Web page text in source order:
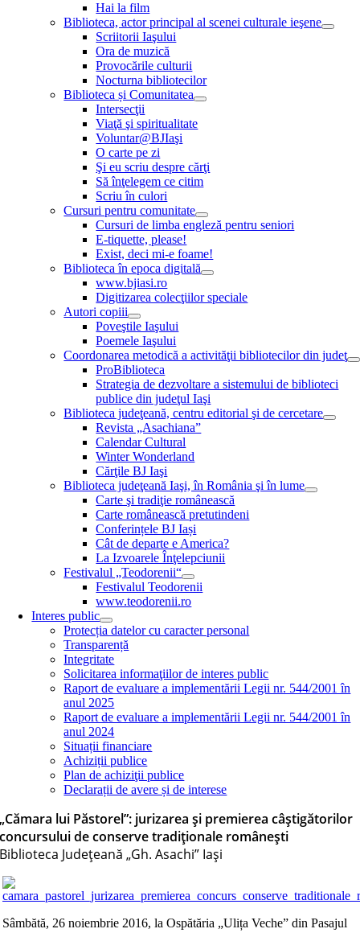
Hai la film
Biblioteca, actor principal al scenei culturale ieşene
Scriitorii Iaşului
Ora de muzică
Provocările culturii
Nocturna bibliotecilor
Biblioteca și Comunitatea
Intersecţii
Viaţă şi spiritualitate
Voluntar@BJIaşi
O carte pe zi
Şi eu scriu despre cărţi
Să înţelegem ce citim
Scriu în culori
Cursuri pentru comunitate
Cursuri de limba engleză pentru seniori
E-tiquette, please!
Exist, deci mi-e foame!
Biblioteca în epoca digitală
www.bjiasi.ro
Digitizarea colecţiilor speciale
Autori copiii
Poveştile Iaşului
Poemele Iaşului
Coordonarea metodică a activităţii bibliotecilor din judeţ
ProBiblioteca
Strategia de dezvoltare a sistemului de biblioteci
publice din judeţul Iaşi
Biblioteca judeţeană, centru editorial şi de cercetare
Revista „Asachiana”
Calendar Cultural
Winter Wonderland
Cărţile BJ Iaşi
Biblioteca judeţeană Iaşi, în România şi în lume
Carte şi tradiţie românească
Carte românească pretutindeni
Conferințele BJ Iași
Cât de departe e America?
La Izvoarele Înţelepciunii
Festivalul „Teodorenii“
Festivalul Teodorenii
www.teodorenii.ro
Interes public
Protecția datelor cu caracter personal
Transparență
Integritate
Solicitarea informaţiilor de interes public
Raport de evaluare a implementării Legii nr. 544/2001 în
anul 2025
Raport de evaluare a implementării Legii nr. 544/2001 în
anul 2024
Situații financiare
Achiziții publice
Plan de achiziţii publice
Declarații de avere și de interese
„Cămara lui Păstorel”: jurizarea și premierea câștigătorilor
concursului de conserve tradiționale românești
Biblioteca Judeţeană „Gh. Asachi” Iaşi
Sâmbătă, 26 noiembrie 2016, la Ospătăria „Ulița Veche” din Pasajul